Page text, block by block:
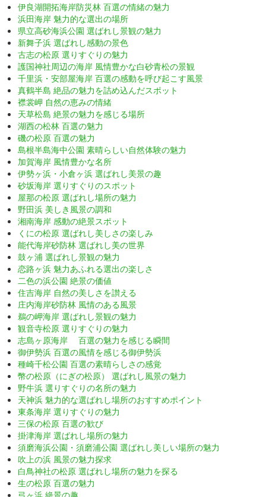
伊良湖開拓海岸防災林 百選の情緒の魅力
浜田海岸 魅力的な選出の場所
県立高砂海浜公園 選ばれし景観の魅力
新舞子浜 選ばれし感動の景色
古志の松原 選りすぐりの魅力
護国神社周辺の海岸 風情豊かな白砂青松の景観
千里浜・安部屋海岸 百選の感動を呼び起こす風景
真鶴半島 絶品の魅力を詰め込んだスポット
襟裳岬 自然の恵みの情緒
天草松島 絶景の魅力を感じる場所
湖西の松林 百選の魅力
磯の松原 百選の魅力
島根半島海中公園 素晴らしい自然体験の魅力
加賀海岸 風情豊かな名所
伊勢ヶ浜・小倉ヶ浜 選ばれし美景の趣
砂坂海岸 選りすぐりのスポット
屋那の松原 選ばれし場所の魅力
野田浜 美しき風景の調和
湘南海岸 感動の絶景スポット
くにの松原 選ばれし美しさの楽しみ
能代海岸砂防林 選ばれし美の世界
鼓ヶ浦 選ばれし景観の魅力
恋路ヶ浜 魅力あふれる選出の楽しさ
二色の浜公園 絶景の価値
住吉海岸 自然の美しさを讃える
庄内海岸砂防林 風情のある風景
鵜の岬海岸 選ばれし景観の魅力
観音寺松原 選りすぐりの魅力
志島ヶ原海岸 百選の魅力を感じる瞬間
御伊勢浜 百選の風情を感じる御伊勢浜
種崎千松公園 百選の素晴らしさの感覚
幣の松原（にぎの松原） 選ばれし風景の魅力
野牛浜 選りすぐりの名所の魅力
天神浜 魅力的な選ばれし場所のおすすめポイント
東条海岸 選りすぐりの魅力
三保の松原 百選の歓び
掛津海岸 選ばれし場所の魅力
須磨海浜公園・須磨浦公園 選ばれし美しい場所の魅力
吹上の浜 風景の魅力探求
白鳥神社の松原 選ばれし場所の魅力を探る
生の松原 百選の魅力
弓ヶ浜 絶景の趣